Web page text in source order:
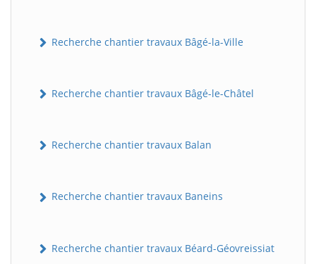
Recherche chantier travaux Bâgé-la-Ville
Recherche chantier travaux Bâgé-le-Châtel
Recherche chantier travaux Balan
Recherche chantier travaux Baneins
Recherche chantier travaux Béard-Géovreissiat